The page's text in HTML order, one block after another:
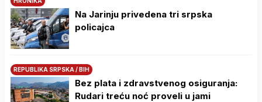
Na Јarinju privedena tri srpska
policajca
REPUBLIKA SRPSKA / BIH
Bez plata i zdravstvenog osiguranja:
Rudari treću noć proveli u jami